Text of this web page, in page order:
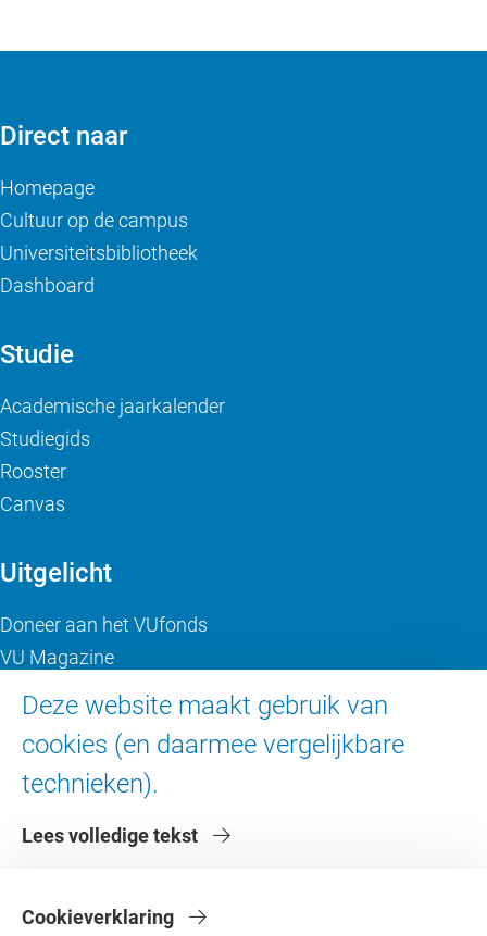
Deze website maakt gebruik van
cookies (en daarmee vergelijkbare
technieken).
Lees volledige tekst
Cookieverklaring
Direct naar
Homepage
Cultuur op de campus
Universiteitsbibliotheek
Dashboard
Studie
Academische jaarkalender
Studiegids
Rooster
Canvas
Uitgelicht
Doneer aan het VUfonds
VU Magazine
Over de VU
Contact en route
Faculteiten